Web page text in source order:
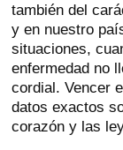
también del
y en nuestro
situaciones,
enfermedad no
cordial. Vencer
datos exactos
corazón y las